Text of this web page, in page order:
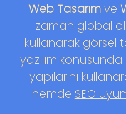
Web Tasarımve
zaman global
kullanarak görsel
yazılım
yapılarını
hemde SEO